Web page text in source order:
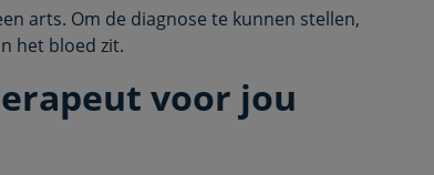
arts. Om de diagnose te kunnen stellen,
het bloed zit.
voor jou